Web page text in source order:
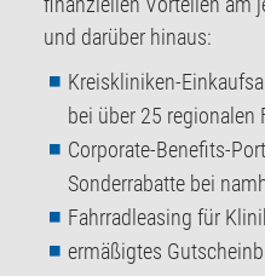
und darüber hinaus:
Kreiskliniken-
bei über 25 regionalen
Corporate-Benefits-
Sonderrabatte bei
Fahrradleasing für
ermäßigtes